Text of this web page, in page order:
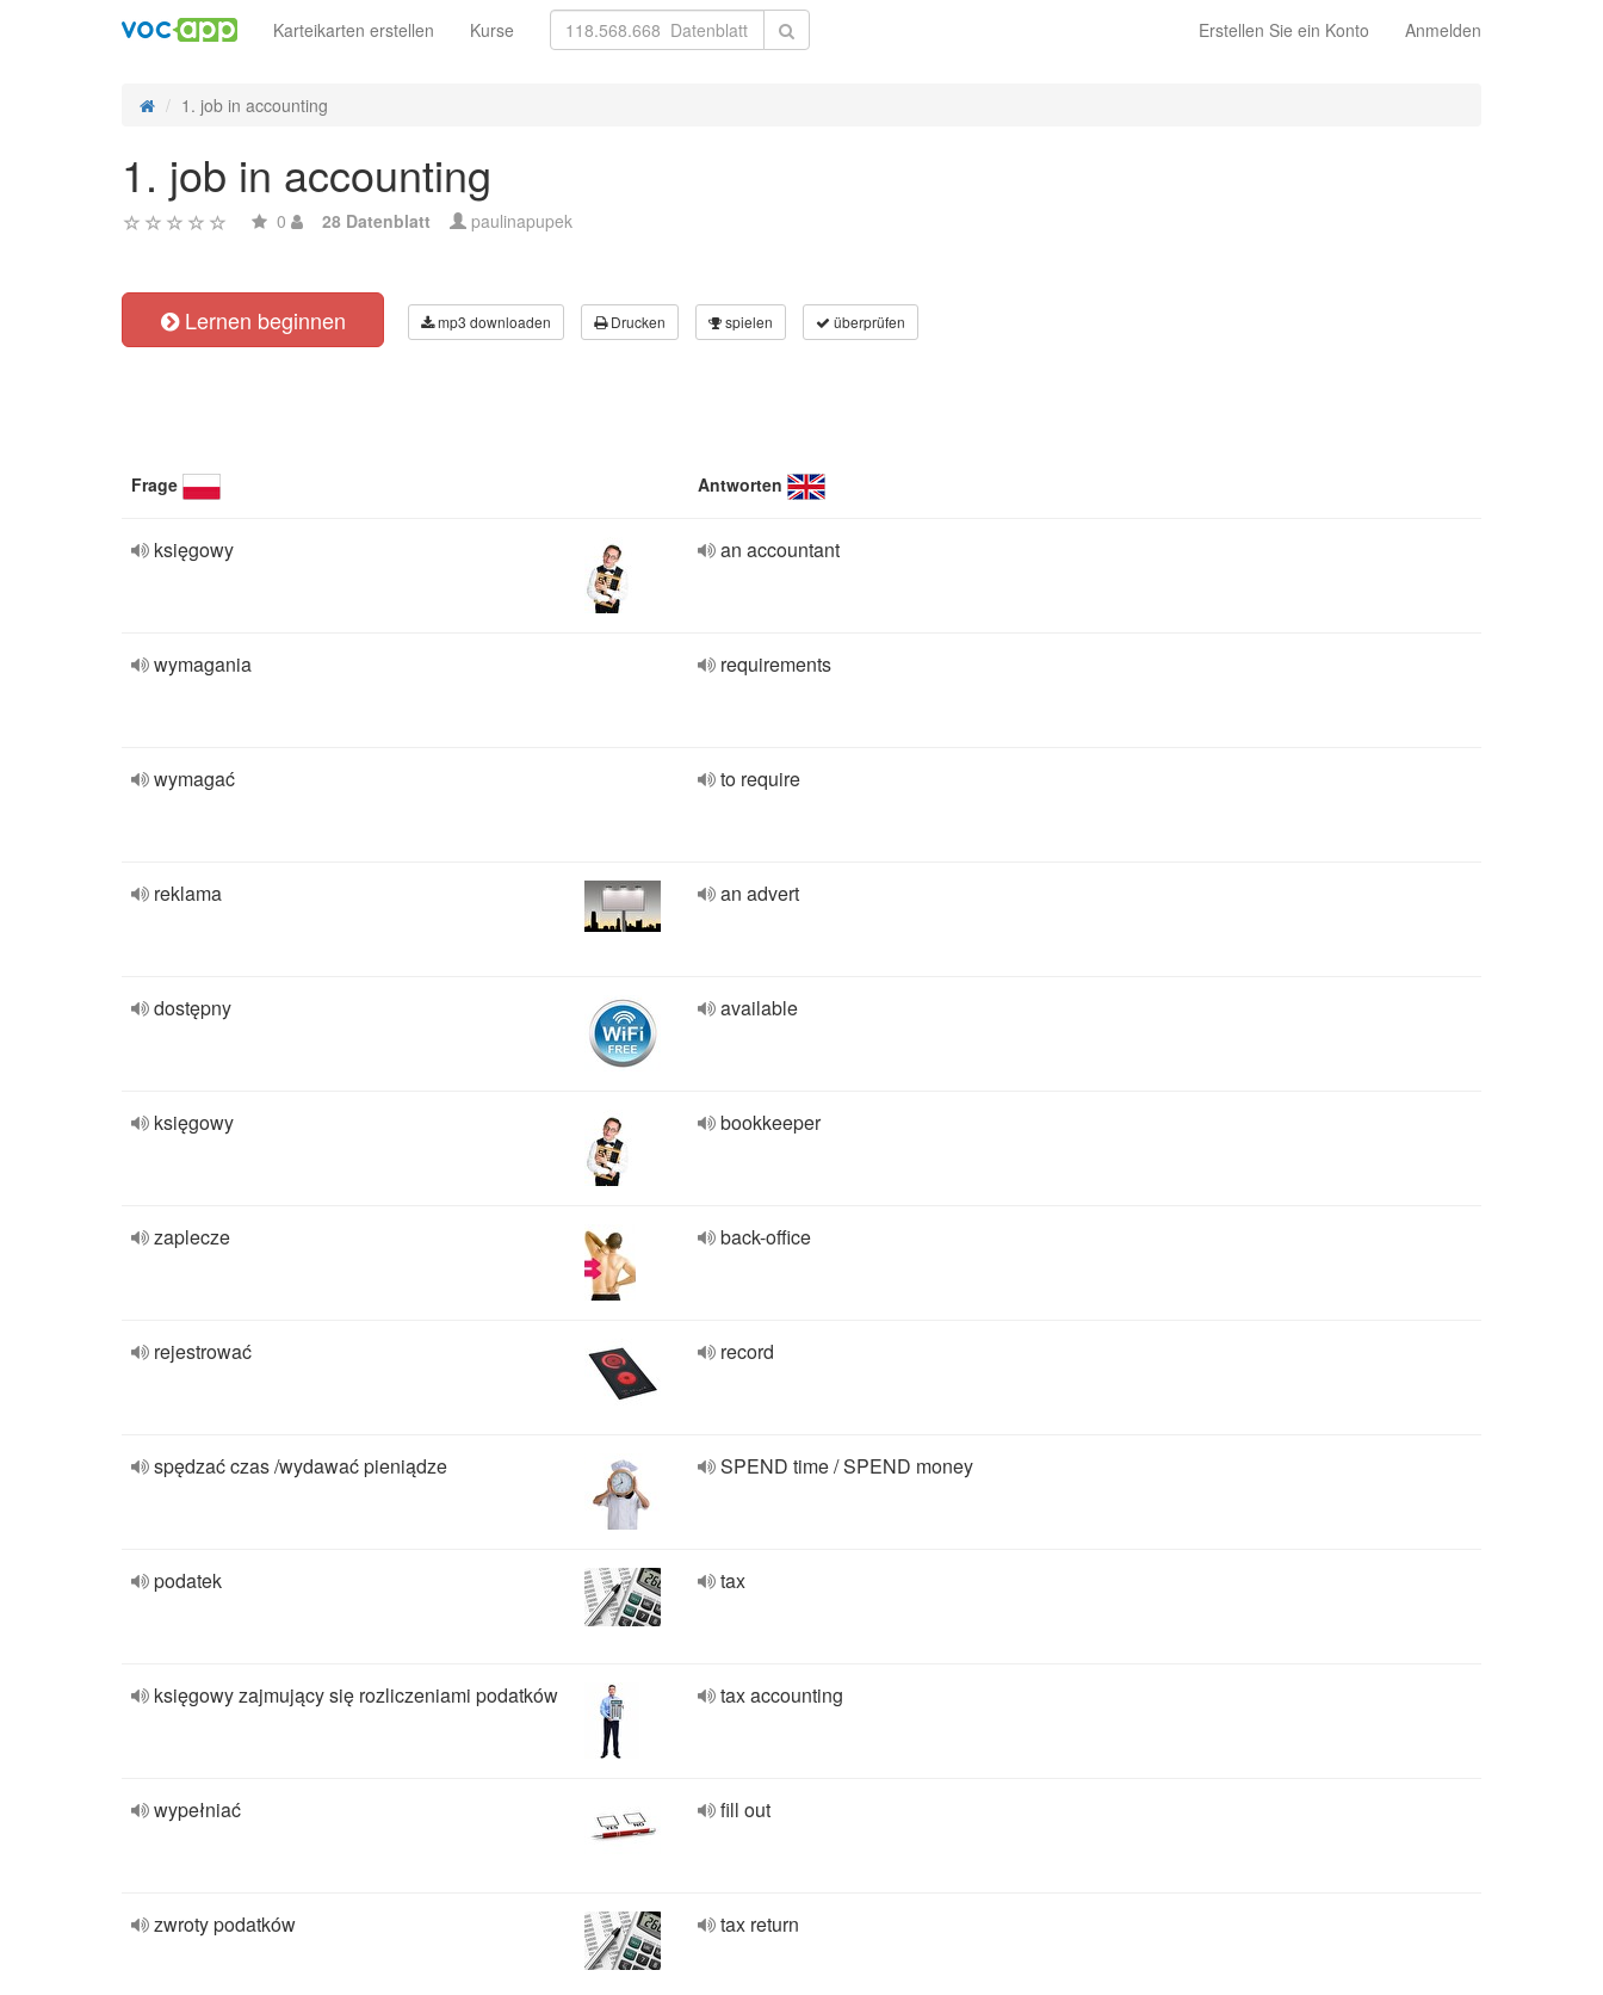
Erstellen Sie ein Konto Anmelden
Karteikarten erstellen Kurse
1. job in accounting
1. job in accounting
0 28 Datenblatt paulinapupek
Lernen beginnen mp3 downloaden Drucken spielen überprüfen
Frage Antworten
księgowy an accountant
wymagania requirements
wymagać to require
reklama an advert
dostępny available
księgowy bookkeeper
zaplecze back-office
rejestrować record
spędzać czas /wydawać pieniądze SPEND time / SPEND money
podatek tax
księgowy zajmujący się rozliczeniami podatków tax accounting
wypełniać fill out
zwroty podatków tax return